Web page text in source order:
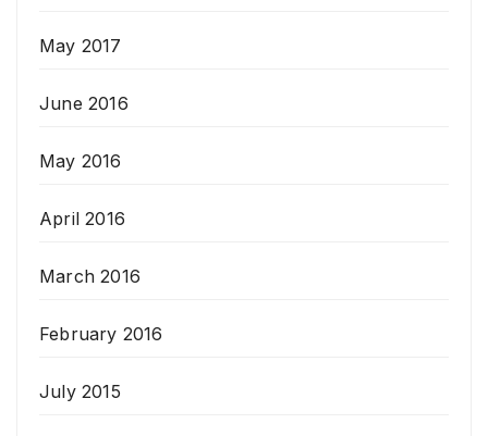
May 2017
June 2016
May 2016
April 2016
March 2016
February 2016
July 2015